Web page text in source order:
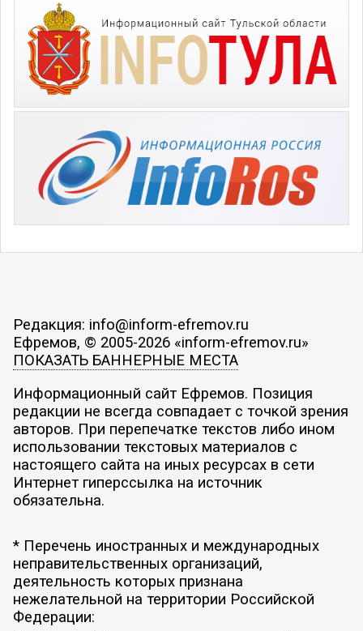
Редакция: info@inform-efremov.ru
Ефремов, © 2005-2026 «inform-efremov.ru»
ПОКАЗАТЬ БАННЕРНЫЕ МЕСТА
Информационный сайт Ефремов. Позиция
редакции не всегда совпадает с точкой зрения
авторов. При перепечатке текстов либо ином
использовании текстовых материалов с
настоящего сайта на иных ресурсах в сети
Интернет гиперссылка на источник
обязательна.
* Перечень иностранных и международных
неправительственных организаций,
деятельность которых признана
нежелательной на территории Российской
Федерации: